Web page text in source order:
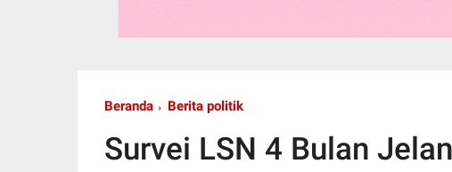
Beranda Berita politik
Survei LSN 4 Bulan